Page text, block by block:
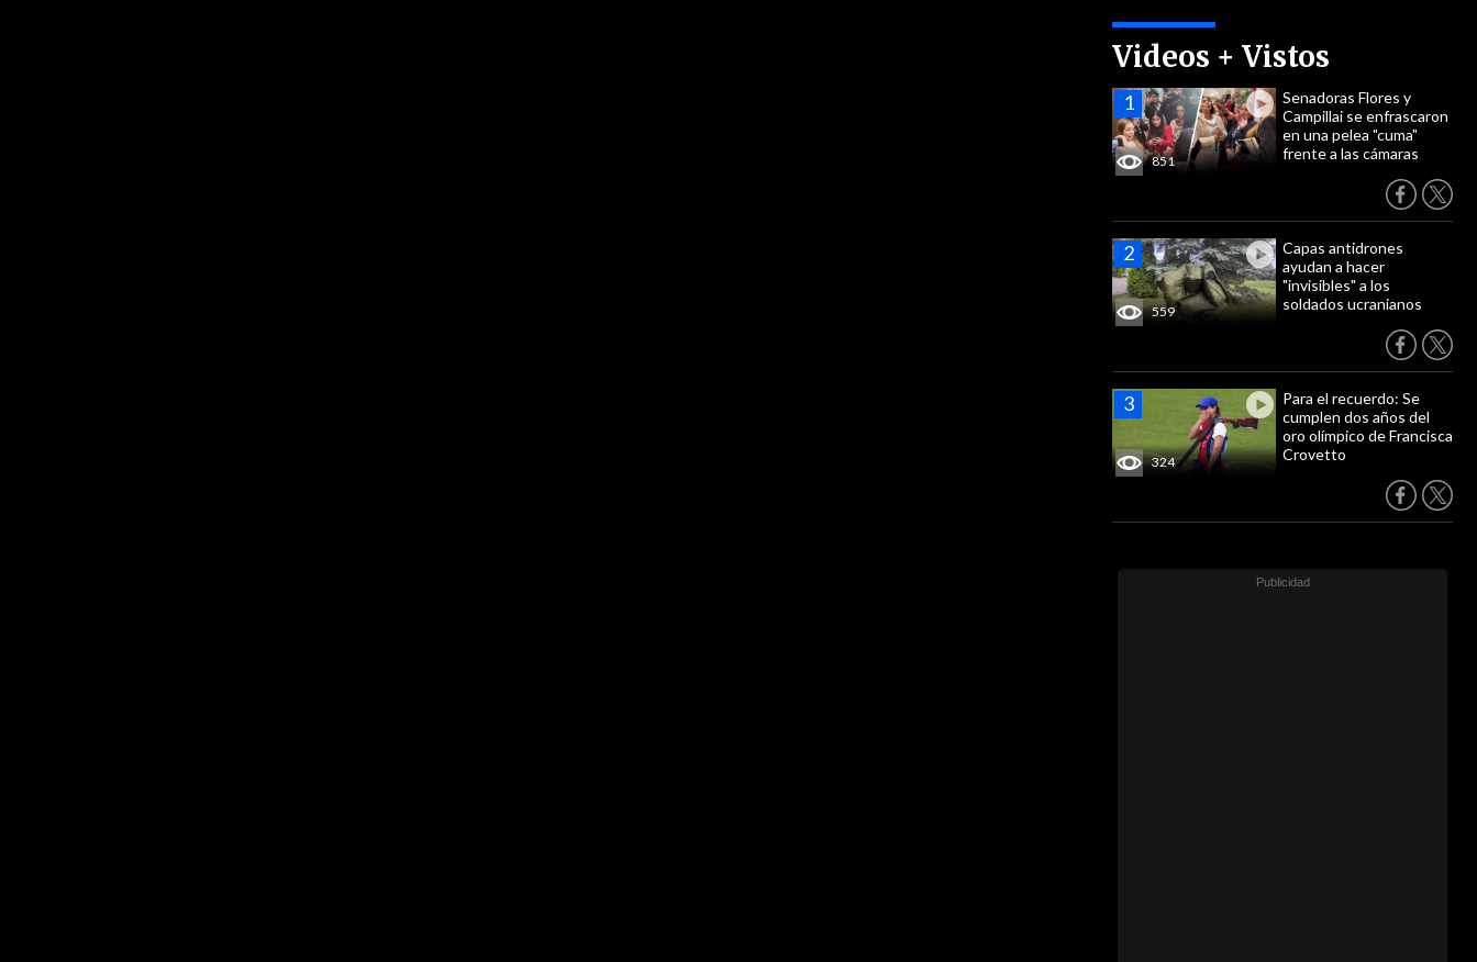
Videos + Vistos
851
Senadoras Flores y
Campillai se enfrascaron
en una pelea "cuma"
frente a las cámaras
559
Capas antidrones
ayudan a hacer
"invisibles" a los
soldados ucranianos
324
Para el recuerdo: Se
cumplen dos años del
oro olímpico de Francisca
Crovetto